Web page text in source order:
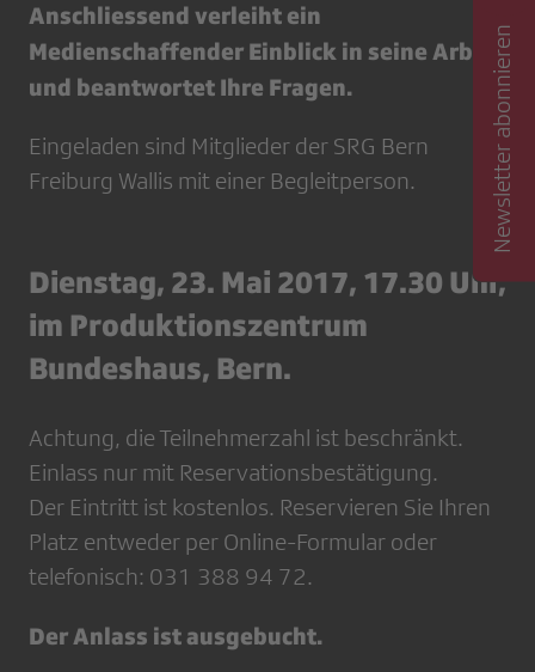
Anschliessend verleiht ein
Medienschaffender Einblick in seine Arbeit
und beantwortet Ihre Fragen.
Eingeladen sind Mitglieder der SRG Bern
Freiburg Wallis mit einer Begleitperson.
Dienstag, 23. Mai 2017, 17.30 Uhr,
im Produktionszentrum
Bundeshaus, Bern.
Achtung, die Teilnehmerzahl ist beschränkt.
Einlass nur mit Reservationsbestätigung.
Der Eintritt ist kostenlos. Reservieren Sie Ihren
Platz entweder per Online-Formular oder
telefonisch: 031 388 94 72.
Der Anlass ist ausgebucht.
Newsletter abonnieren